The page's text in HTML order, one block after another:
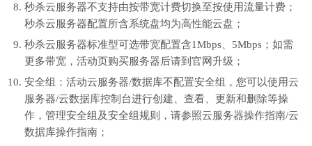
秒杀云服务器不支持由按带宽计费切换至按使用流量计费；
秒杀云服务器配置所含系统盘均为高性能云盘；
秒杀云服务器标准型可选带宽配置含1Mbps、5Mbps；如需
更多带宽，活动页购买服务器后请到官网升级；
安全组：活动云服务器/数据库不配置安全组，您可以使用云
服务器/云数据库控制台进行创建、查看、更新和删除等操
作，管理安全组及安全组规则，请参照云服务器操作指南/云
数据库操作指南；